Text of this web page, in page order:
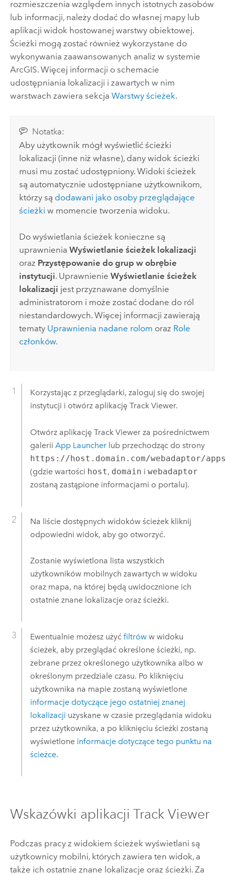
rozmieszczenia względem innych istotnych zasobów
lub informacji, należy dodać do własnej mapy lub
aplikacji widok hostowanej warstwy obiektowej.
Ścieżki mogą zostać również wykorzystane do
wykonywania zaawansowanych analiz w systemie
ArcGIS. Więcej informacji o schemacie
udostępniania lokalizacji i zawartych w nim
warstwach zawiera sekcja Warstwy ścieżek.
Notatka:
Aby użytkownik mógł wyświetlić ścieżki
lokalizacji (inne niż własne), dany widok ścieżki
musi mu zostać udostępniony. Widoki ścieżek
są automatycznie udostępniane użytkownikom,
którzy są dodawani jako osoby przeglądające
ścieżki w momencie tworzenia widoku.
Do wyświetlania ścieżek konieczne są
uprawnieniaWyświetlanie ścieżek lokalizacji
oraz Przystępowanie do grup w obrębie
instytucji. UprawnienieWyświetlanie ścieżek
lokalizacji jest przyznawane domyślnie
administratorom i może zostać dodane do ról
niestandardowych.Więcej informacji zawierają
tematy Uprawnienia nadane rolom oraz Role
członków.
Korzystając z przeglądarki, zaloguj się do swojej
instytucji i otwórz aplikację Track Viewer.
Otwórz aplikację Track Viewerza pośrednictwem
galerii App Launcherlub przechodząc do strony
https://host.domain.com/webadaptor/
(gdzie wartości host, domain i webadaptor
zostaną zastąpione informacjami o portalu).
Na liście dostępnych widoków ścieżek kliknij
odpowiedni widok, aby go otworzyć.
Zostanie wyświetlona lista wszystkich
użytkowników mobilnych zawartych w widoku
oraz mapa, na której będą uwidocznione ich
ostatnie znane lokalizacje oraz ścieżki.
Ewentualnie możesz użyć filtróww widoku
ścieżek, aby przeglądać określone ścieżki, np.
zebrane przez określonego użytkownika albo w
określonym przedziale czasu. Po kliknięciu
użytkownika na mapie zostaną wyświetlone
informacje dotyczące jego ostatniej znanej
lokalizacji uzyskane w czasie przeglądania widoku
przez użytkownika, a po kliknięciu ścieżki zostaną
wyświetlone informacje dotyczące tego punktu na
ścieżce.
Wskazówki aplikacji Track Viewer
Podczas pracy z widokiem ścieżek wyświetlani są
użytkownicy mobilni, których zawiera ten widok, a
także ich ostatnie znane lokalizacje oraz ścieżki. Za